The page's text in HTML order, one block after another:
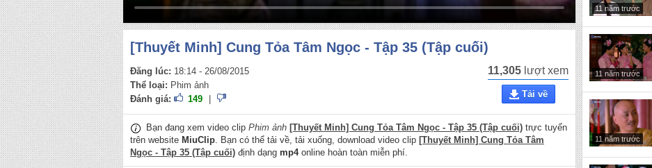
[Thuyết Minh] Cung Tỏa Tâm Ngọc - Tập 35 (Tập cuối)
Đăng lúc: 18:14 - 26/08/2015
Thể loại: Phim ảnh
Đánh giá:
149
11,305 lượt xem
Tải về
Bạn đang xem video clip Phim ảnh [Thuyết Minh] Cung Tỏa Tâm Ngọc - Tập 35 (Tập cuối) trực tuyến
trên website MiuClip. Bạn có thể tải về, tải xuống, download video clip [Thuyết Minh] Cung Tỏa Tâm
Ngọc - Tập 35 (Tập cuối) định dạng mp4online hoàn toàn miễn phí.
11 năm trước
11 năm trước
11 năm trước